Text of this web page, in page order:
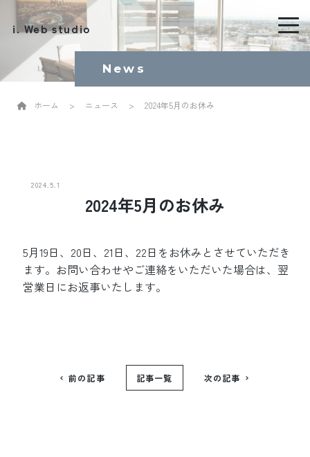
i. Web studio
News
ホーム > ニュース > 2024年5月のお休み
2024.5.1
2024年5月のお休み
5月19日、20日、21日、22日をお休みとさせていただき
ます。お問い合わせやご連絡をいただいた場合は、翌
営業日にお返事いたします。
前の記事 記事一覧 次の記事